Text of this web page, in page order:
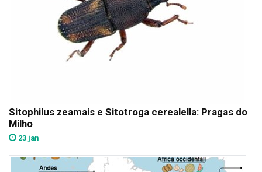
Sitophilus zeamais e Sitotroga cerealella: Pragas do
Milho
23 jan